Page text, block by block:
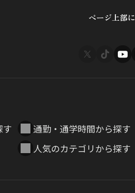
ページ上部に
す
通勤・通学時間から探す
人気のカテゴリから探す